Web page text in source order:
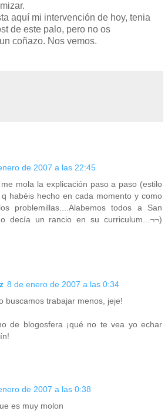
aquí mi intervención de hoy, tenia
de este palo, pero no os
coñazo. Nos vemos.
de 2007 a las 22:45
mola la explicación paso a paso (estilo
habéis hecho en cada momento y como
problemillas....Alabemos todos a San
decía un rancio en su curriculum...¬¬)
8 de enero de 2007 a las 0:34
buscamos trabajar menos, jeje!
de blogosfera ¡qué no te vea yo echar
de 2007 a las 0:38
es muy molon